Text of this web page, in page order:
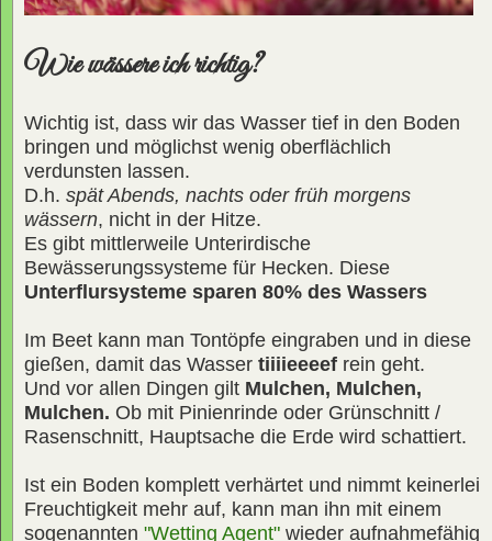
Wie wässere ich richtig?
Wichtig ist, dass wir das Wasser tief in den Boden
bringen und möglichst wenig oberflächlich
verdunsten lassen.
D.h. spät Abends, nachts oder früh morgens
wässern, nicht in der Hitze.
Es gibt mittlerweile Unterirdische
Bewässerungssysteme für Hecken. Diese
Unterflursysteme sparen 80% des Wassers
Im Beet kann man Tontöpfe eingraben und in diese
gießen, damit das Wasser tiiiieeeef rein geht.
Und vor allen Dingen gilt Mulchen, Mulchen,
Mulchen. Ob mit Pinienrinde oder Grünschnitt /
Rasenschnitt, Hauptsache die Erde wird schattiert.
Ist ein Boden komplett verhärtet und nimmt keinerlei
Freuchtigkeit mehr auf, kann man ihn mit einem
sogenannten "Wetting Agent" wieder aufnahmefähig